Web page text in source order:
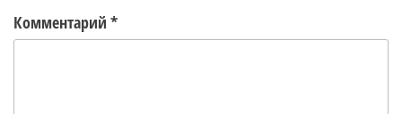
Комментарий *